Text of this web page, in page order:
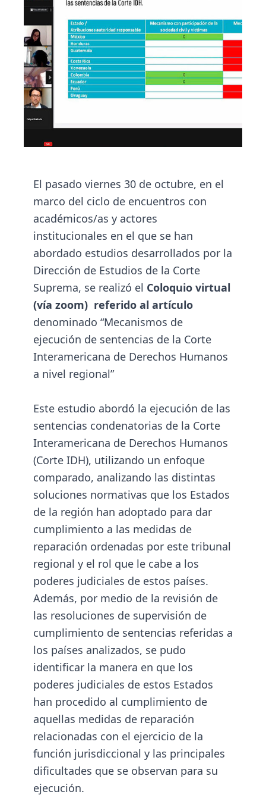
El pasado viernes 30 de octubre, en el
marco del ciclo de encuentros con
académicos/as y actores
institucionales en el que se han
abordado estudios desarrollados por la
Dirección de Estudios de la Corte
Suprema, se realizó el Coloquio virtual
(vía zoom) referido al artículo
denominado “Mecanismos de
ejecución de sentencias de la Corte
Interamericana de Derechos Humanos
a nivel regional”
Este estudio abordó la ejecución de las
sentencias condenatorias de la Corte
Interamericana de Derechos Humanos
(Corte IDH), utilizando un enfoque
comparado, analizando las distintas
soluciones normativas que los Estados
de la región han adoptado para dar
cumplimiento a las medidas de
reparación ordenadas por este tribunal
regional y el rol que le cabe a los
poderes judiciales de estos países.
Además, por medio de la revisión de
las resoluciones de supervisión de
cumplimiento de sentencias referidas a
los países analizados, se pudo
identificar la manera en que los
poderes judiciales de estos Estados
han procedido al cumplimiento de
aquellas medidas de reparación
relacionadas con el ejercicio de la
función jurisdiccional y las principales
dificultades que se observan para su
ejecución.